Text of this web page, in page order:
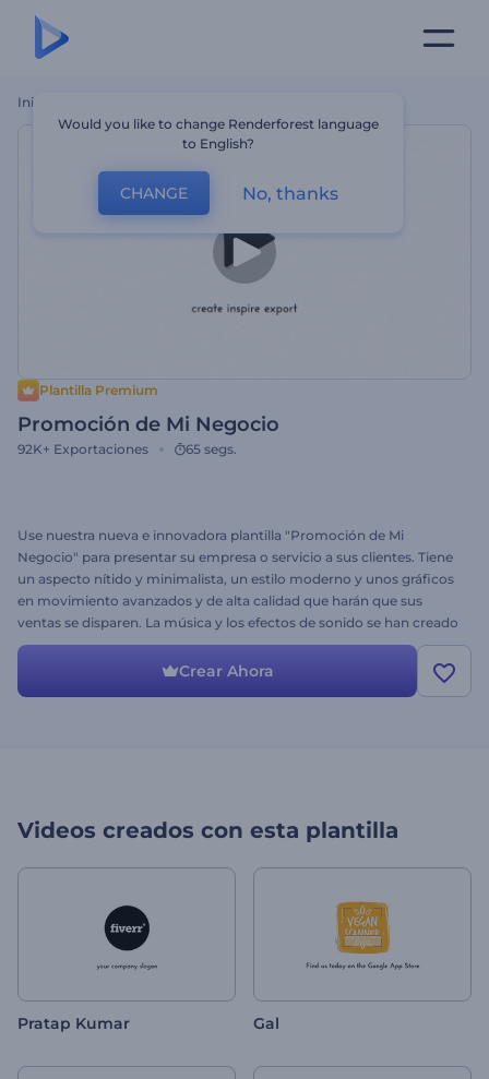
Inicio
Plantilla Premium
Promoción de Mi Negocio
92K+ Exportaciones 65 segs.
Use nuestra nueva e innovadora plantilla "Promoción de Mi
Negocio" para presentar su empresa o servicio a sus clientes. Tiene
un aspecto nítido y minimalista, un estilo moderno y unos gráficos
en movimiento avanzados y de alta calidad que harán que sus
ventas se disparen. La música y los efectos de sonido se han creado
específicamente para esta plantilla. Simplemente suba el logo de su
empresa y disfrute de la presentación perfecta de su negocio o
servicio. ¡Pruébelo gratis hoy mismo!
Crear Ahora
Videos creados con esta plantilla
Pratap Kumar Gal
Would you like to change Renderforest language
to English?
CHANGE No, thanks